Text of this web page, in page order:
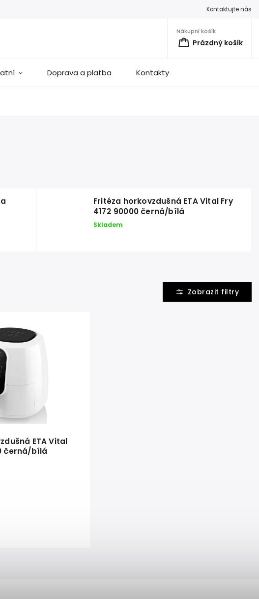
Kontaktujte nás
Nákupní košík
Prázdný košík
Doprava a platba Kontakty
Fritéza horkovzdušná ETA Vital Fry
4172 90000 černá/bílá
Skladem
ETA Vital
černá/bílá